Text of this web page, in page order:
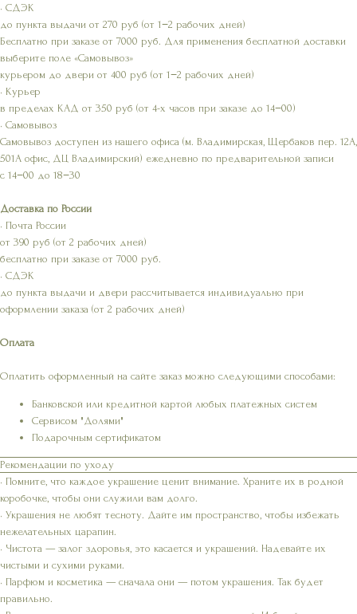
• СДЭК
до пункта выдачи от 270 руб (от 1−2 рабочих дней)
Бесплатно при заказе от 7000 руб. Для применения бесплатной доставки
выберите поле «Самовывоз»
курьером до двери от 400 руб (от 1−2 рабочих дней)
• Курьер
в пределах КАД от 350 руб (от 4-х часов при заказе до 14−00)
• Самовывоз
Самовывоз доступен из нашего офиса (м. Владимирская, Щербаков пер. 12А,
501А офис, ДЦ Владимирский) ежедневно по предварительной записи
с 14−00 до 18−30
Доставка по России
• Почта России
от 390 руб (от 2 рабочих дней)
бесплатно при заказе от 7000 руб.
• СДЭК
до пункта выдачи и двери рассчитывается индивидуально при
оформлении заказа (от 2 рабочих дней)
Оплата
Оплатить оформленный на сайте заказ можно следующими способами:
Банковской или кредитной картой любых платежных систем
Сервисом "Долями"
Подарочным сертификатом
Рекомендации по уходу
• Помните, что каждое украшение ценит внимание. Храните их в родной
коробочке, чтобы они служили вам долго.
• Украшения не любят тесноту. Дайте им пространство, чтобы избежать
нежелательных царапин.
• Чистота — залог здоровья, это касается и украшений. Надевайте их
чистыми и сухими руками.
• Парфюм и косметика — сначала они — потом украшения. Так будет
правильно.